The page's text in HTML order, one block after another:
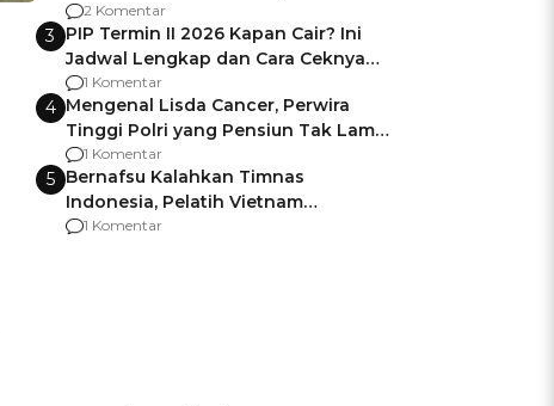
Pemalang
2 Komentar
3 PIP Termin II 2026 Kapan Cair? Ini
Jadwal Lengkap dan Cara Ceknya
agar Dana Tidak Hangus!
1 Komentar
4 Mengenal Lisda Cancer, Perwira
Tinggi Polri yang Pensiun Tak Lama
Usai Jadi Brigjen
1 Komentar
5 Bernafsu Kalahkan Timnas
Indonesia, Pelatih Vietnam
Berencana Pakai Jimat di Pakansari
1 Komentar